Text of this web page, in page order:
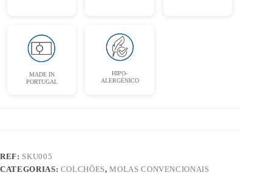
MADE IN
PORTUGAL
HIPO-
ALERGÉNICO
REF: SKU005
CATEGORIAS: COLCHÕES,MOLAS CONVENCIONAIS